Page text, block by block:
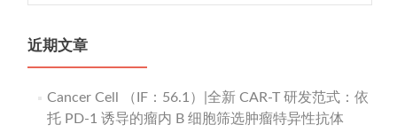
近期文章
Cancer Cell （IF：56.1）|全新 CAR-T 研发范式：依
托 PD-1 诱导的瘤内 B 细胞筛选肿瘤特异性抗体